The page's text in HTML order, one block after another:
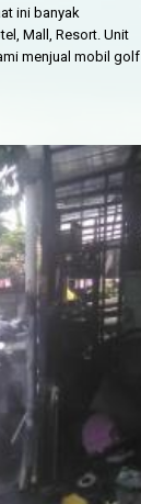
ini banyak
Mall, Resort. Unit
menjual mobil golf